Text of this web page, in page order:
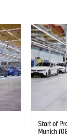
Start of
Munich